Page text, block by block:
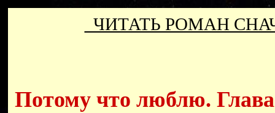
ЧИТАТЬ РОМАН
Потому что люблю.